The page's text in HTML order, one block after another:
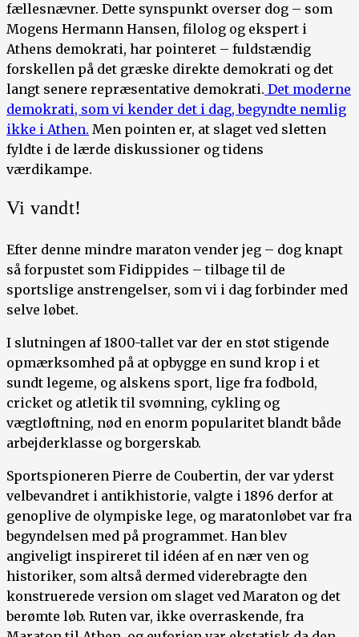
fællesnævner. Dette synspunkt overser dog – som
Mogens Hermann Hansen, filolog og ekspert i
Athens demokrati, har pointeret – fuldstændig
forskellen på det græske direkte demokrati og det
langt senere repræsentative demokrati. Det moderne
demokrati, som vi kender det i dag, begyndte nemlig
ikke i Athen. Men pointen er, at slaget ved sletten
fyldte i de lærde diskussioner og tidens
værdikampe.
Vi vandt!
Efter denne mindre maraton vender jeg – dog knapt
så forpustet som Fidippides – tilbage til de
sportslige anstrengelser, som vi i dag forbinder med
selve løbet.
I slutningen af 1800-tallet var der en støt stigende
opmærksomhed på at opbygge en sund krop i et
sundt legeme, og alskens sport, lige fra fodbold,
cricket og atletik til svømning, cykling og
vægtløftning, nød en enorm popularitet blandt både
arbejderklasse og borgerskab.
Sportspioneren Pierre de Coubertin, der var yderst
velbevandret i antikhistorie, valgte i 1896 derfor at
genoplive de olympiske lege, og maratonløbet var fra
begyndelsen med på programmet. Han blev
angiveligt inspireret til idéen af en nær ven og
historiker, som altså dermed viderebragte den
konstruerede version om slaget ved Maraton og det
berømte løb. Ruten var, ikke overraskende, fra